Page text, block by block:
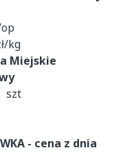
kg
Miejskie
szt
- cena z dnia